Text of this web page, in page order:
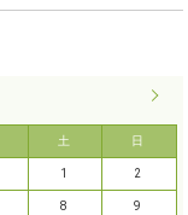
土 日
7月
1 2
8 9